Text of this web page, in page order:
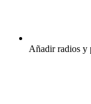
Añadir radios y